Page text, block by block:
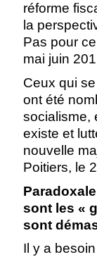
réforme
la
Pas pour
mai juin
Ceux qui
ont été
socialisme,
existe et
nouvelle
Poitiers, le
sont les «
sont
Il y a